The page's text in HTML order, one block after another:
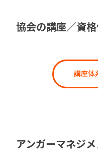
協会の講座／資
講座体
アンガーマネジ